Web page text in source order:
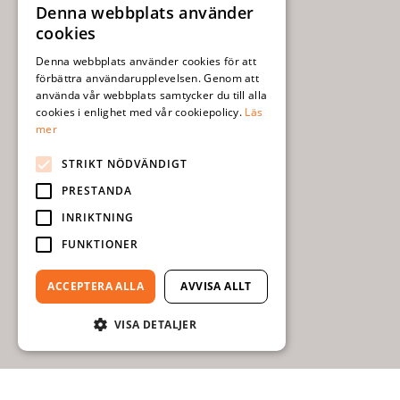
SWEDISH
Denna webbplats använder
cookies
Denna webbplats använder cookies för att
förbättra användarupplevelsen. Genom att
använda vår webbplats samtycker du till alla
cookies i enlighet med vår cookiepolicy. Läs
mer
STRIKT NÖDVÄNDIGT
PRESTANDA
INRIKTNING
FUNKTIONER
ACCEPTERA ALLA AVVISA ALLT
VISA DETALJER